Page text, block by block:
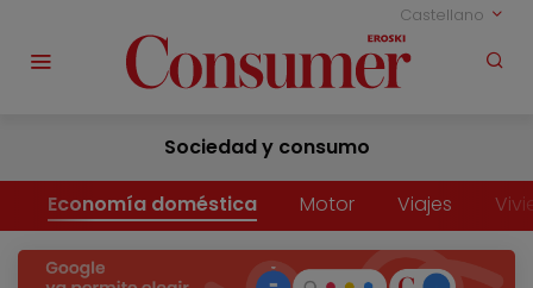
Castellano
Sociedad y consumo
Economía doméstica Motor Viajes